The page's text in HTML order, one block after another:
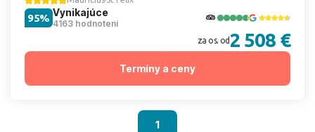
Vynikajúce
4163 hodnotení
95%
za os. od2 508 €
Termíny a ceny
1